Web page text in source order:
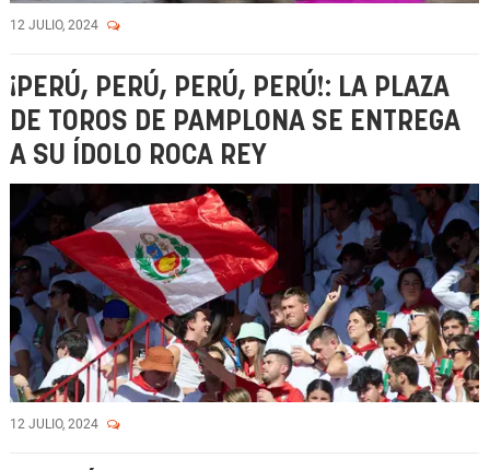
12 JULIO, 2024
¡PERÚ, PERÚ, PERÚ, PERÚ!: LA PLAZA
DE TOROS DE PAMPLONA SE ENTREGA
A SU ÍDOLO ROCA REY
12 JULIO, 2024